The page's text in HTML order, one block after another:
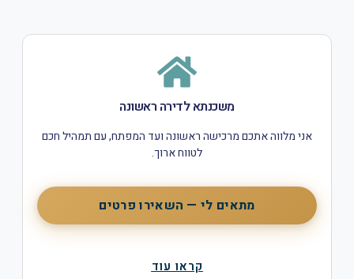
משכנתא לדירה ראשונה
אני מלווה אתכם מרכישה ראשונה ועד המפתח, עם תמהיל חכם
לטווח ארוך.
מתאים לי — השאירו פרטים
קראו עוד